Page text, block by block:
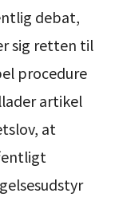
debat,
sig retten til
procedure
artikel
at